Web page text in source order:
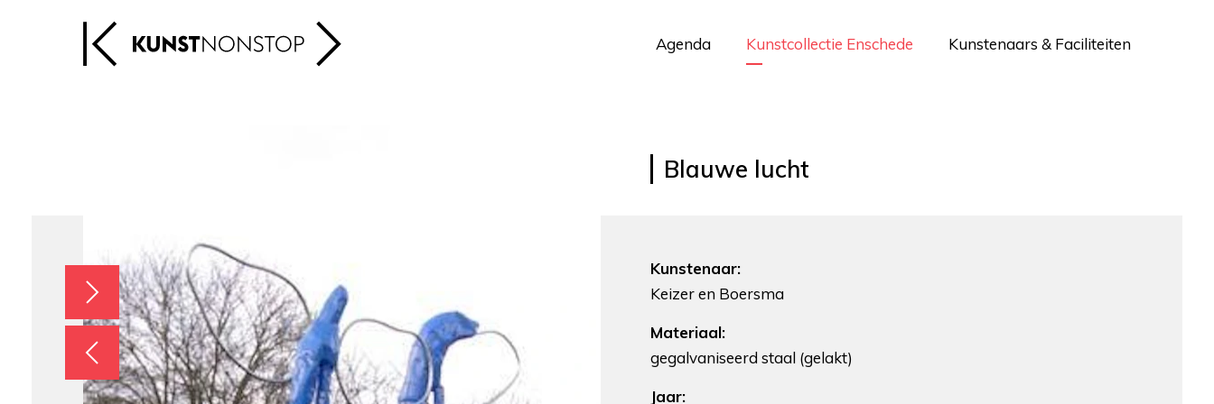
Agenda Kunstcollectie Enschede Kunstenaars & Faciliteiten
Blauwe lucht
Kunstenaar:
Keizer en Boersma
Materiaal:
gegalvaniseerd staal (gelakt)
Jaar: